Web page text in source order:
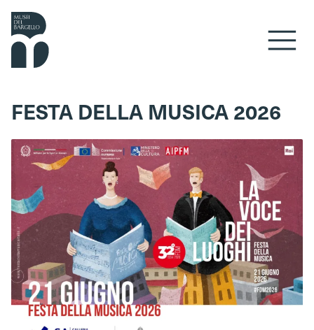
Vai al contenuto
FESTA DELLA MUSICA 2026